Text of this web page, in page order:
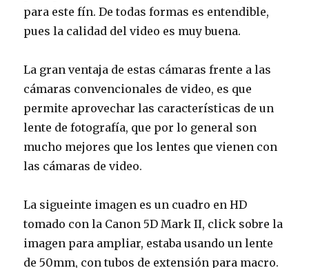
para este fín. De todas formas es entendible,
pues la calidad del video es muy buena.
La gran ventaja de estas cámaras frente a las
cámaras convencionales de video, es que
permite aprovechar las características de un
lente de fotografía, que por lo general son
mucho mejores que los lentes que vienen con
las cámaras de video.
La sigueinte imagen es un cuadro en HD
tomado con la Canon 5D Mark II, click sobre la
imagen para ampliar, estaba usando un lente
de 50mm, con tubos de extensión para macro.